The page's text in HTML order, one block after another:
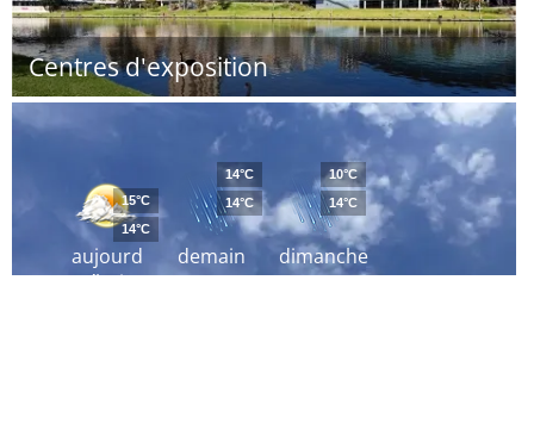
Centres d'exposition
aujourd
´hui
15°C
14°C
demain
14°C
14°C
dimanche
10°C
14°C